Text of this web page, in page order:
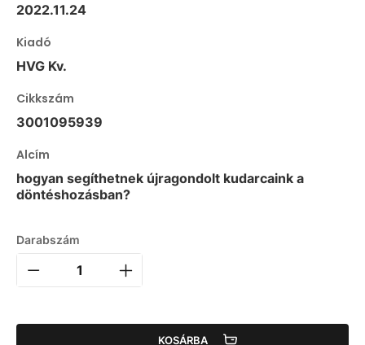
2022.11.24
Kiadó
HVG Kv.
Cikkszám
3001095939
Alcím
hogyan segíthetnek újragondolt kudarcaink a
döntéshozásban?
Darabszám
KOSÁRBA